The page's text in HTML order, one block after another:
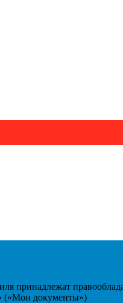
принадлежат
(«Мои документы»)